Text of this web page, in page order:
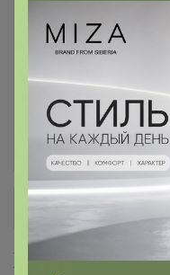
Запонки и
Карманные
Платки
+
Хиты продаж